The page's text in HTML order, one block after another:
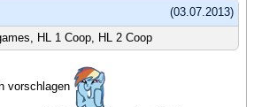
(03.07.2013)
HL 1 Coop, HL 2 Coop
vorschlagen